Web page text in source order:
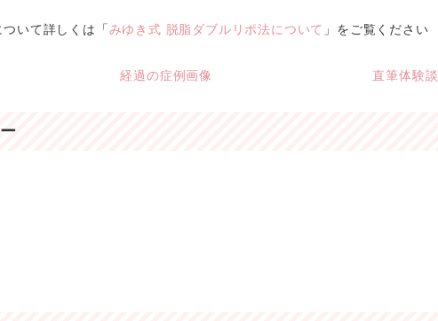
いて詳しくは「みゆき式 脱脂ダブルリポ法について 」をご覧ください
経過の症例画像 直筆体験談